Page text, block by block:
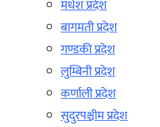
मधेश प्रदेश
बागमती प्रदेश
गण्डकी प्रदेश
लुम्बिनी प्रदेश
कर्णाली प्रदेश
सुदुरपश्चीम प्रदेश